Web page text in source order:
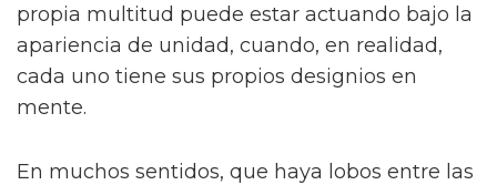
propia multitud puede estar actuando bajo la
apariencia de unidad, cuando, en realidad,
cada uno tiene sus propios designios en
mente.
En muchos sentidos, que haya lobos entre las